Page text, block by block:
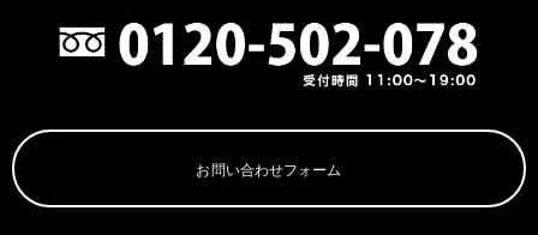
お問い合わせフォーム